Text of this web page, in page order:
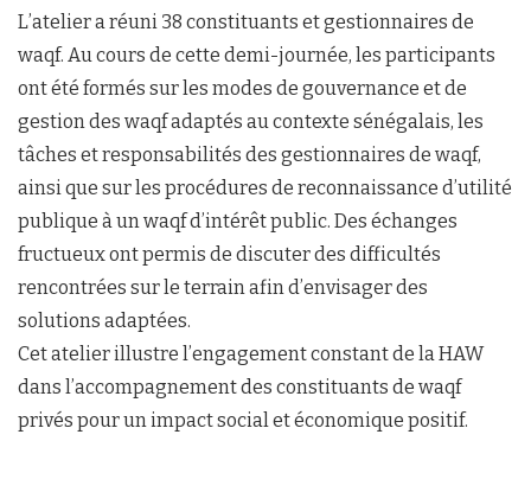
‎L’atelier a réuni 38 constituants et gestionnaires de
waqf. Au cours de cette demi-journée, les participants
ont été formés sur les modes de gouvernance et de
gestion des waqf adaptés au contexte sénégalais, les
tâches et responsabilités des gestionnaires de waqf,
ainsi que sur les procédures de reconnaissance d’utilité
publique à un waqf d’intérêt public. Des échanges
fructueux ont permis de discuter des difficultés
rencontrées sur le terrain afin d’envisager des
solutions adaptées.
‎Cet atelier illustre l’engagement constant de la HAW
dans l’accompagnement des constituants de waqf
privés pour un impact social et économique positif.